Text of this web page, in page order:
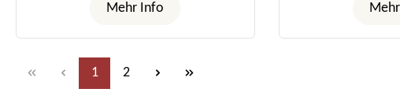
Mehr Info
Seite
1 Seite
2